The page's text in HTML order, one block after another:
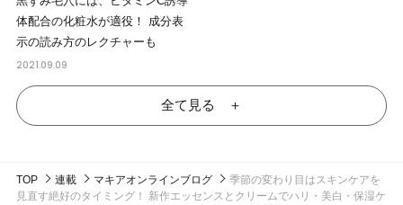
体配合の化粧水が適役！ 成分表
示の読み方のレクチャーも
2021.09.09
全て見る ＋
TOP 連載 マキアオンラインブログ
季節の変わり目はスキンケアを
見直す絶好のタイミング！ 新作エッセンスとクリームでハリ・美白・保湿ケ